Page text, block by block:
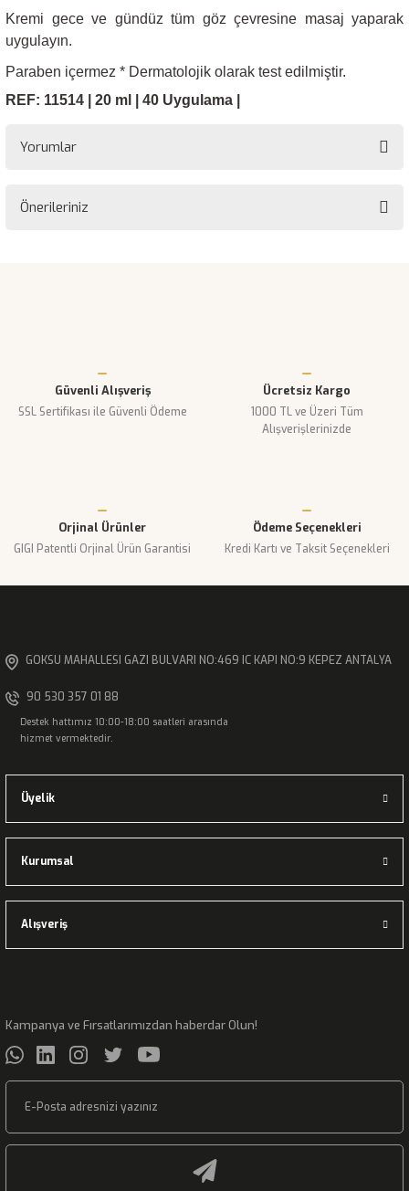
Kremi gece ve gündüz tüm göz çevresine masaj yaparak
uygulayın.
Paraben içermez * Dermatolojik olarak test edilmiştir.
REF: 11514 | 20 ml | 40 Uygulama |
Yorumlar
Önerileriniz
Ürün açıklamasında eksik bilgiler bulunuyor.
Güvenli Alışveriş
SSL Sertifikası ile Güvenli Ödeme
Ücretsiz Kargo
1000 TL ve Üzeri Tüm
Alışverişlerinizde
Orjinal Ürünler
GIGI Patentli Orjinal Ürün Garantisi
Ödeme Seçenekleri
Kredi Kartı ve Taksit Seçenekleri
GOKSU MAHALLESI GAZI BULVARI NO:469 IC KAPI NO:9 KEPEZ ANTALYA
90 530 357 01 88
Destek hattımız 10:00-18:00 saatleri arasında
hizmet vermektedir.
Üyelik
Kurumsal
Alışveriş
Kampanya ve Fırsatlarımızdan haberdar Olun!